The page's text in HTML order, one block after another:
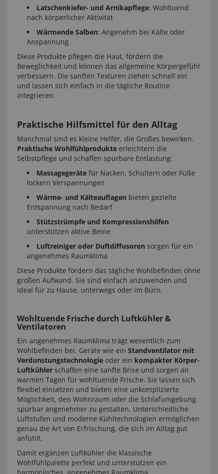
Latschenkiefer- und Arnikapflege: Wohltuend
nach körperlicher Aktivität
Wärmende Salben: Angenehm bei Kälte oder
Anspannung
Diese Produkte pflegen die Haut, fördern die
Beweglichkeit und können das allgemeine Körpergefühl
verbessern. Die sanften Texturen ziehen schnell ein
und lassen sich einfach in die tägliche Routine
integrieren.
Praktische Hilfsmittel für den Alltag
Manchmal sind es kleine Helfer, die Großes bewirken.
Praktische Wohlfühlprodukte erleichtern die
Selbstpflege und schaffen spürbare Entlastung:
Massagegeräte für Nacken, Schultern oder Füße
lockern Verspannungen
Wärme- und Kälteauflagen bieten gezielte
Entspannung nach Bedarf
Stützstrümpfe und Kompressionshilfen
unterstützen aktive Beine
Luftreiniger oder Duftdiffusoren sorgen für ein
angenehmes Raumklima
Diese Produkte fördern das tägliche Wohlbefinden ohne
großen Aufwand. Sie sind einfach anzuwenden und
ideal für zu Hause, unterwegs oder im Büro.
Wohltuende Frische durch Luftkühler &
Ventilatoren
Ein angenehmes Raumklima trägt wesentlich zum
Wohlbefinden bei. Geräte wie ein Standventilator mit
Verdunstungstechnologie oder ein kompakter Körper-
Luftkühler schaffen eine sanfte Brise und sorgen an
warmen Tagen für wohltuende Frische. Sie lassen sich
flexibel einsetzen und bieten eine unkomplizierte
Möglichkeit, den Wohnraum oder die Schlafumgebung
spürbar angenehmer zu gestalten. Unterschiedliche
Luftstufen und moderne Kühltechnologien ermöglichen
genau die Art von Erfrischung, die sich im Alltag gut
anfühlt.
Damit ergänzen Luftkühler die klassische
Wohlfühlpalette perfekt und unterstützen ein